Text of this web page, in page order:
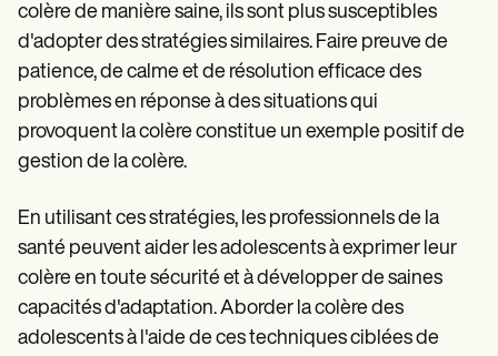
colère de manière saine, ils sont plus susceptibles
d'adopter des stratégies similaires. Faire preuve de
patience, de calme et de résolution efficace des
problèmes en réponse à des situations qui
provoquent la colère constitue un exemple positif de
gestion de la colère.
En utilisant ces stratégies, les professionnels de la
santé peuvent aider les adolescents à exprimer leur
colère en toute sécurité et à développer de saines
capacités d'adaptation. Aborder la colère des
adolescents à l'aide de ces techniques ciblées de